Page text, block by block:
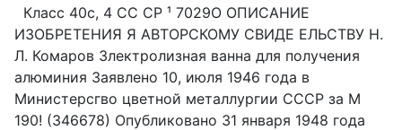
Класс 40с, 4 CC CP ¹ 7029О ОПИСАНИЕ
ИЗОБРЕТЕНИЯ Я АВТОРСКОМУ СВИДЕ ЕЛЬСТВУ H.
Л. Комаров Злектролизная ванна для получения
алюминия Заявлено 10, июля 1946 года в
Министерсгво цветной металлургии СССР за М
190! (346678) Опубликовано 31 января 1948 года